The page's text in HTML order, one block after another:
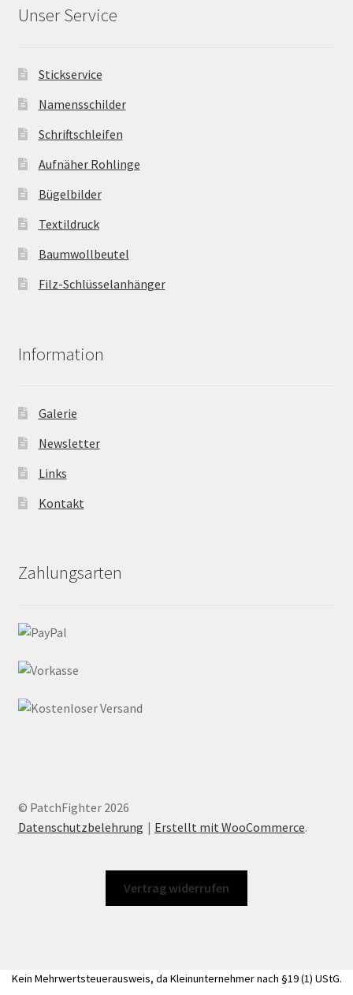
Unser Service
Stickservice
Namensschilder
Schriftschleifen
Aufnäher Rohlinge
Bügelbilder
Textildruck
Baumwollbeutel
Filz-Schlüsselanhänger
Information
Galerie
Newsletter
Links
Kontakt
Zahlungsarten
© PatchFighter 2026
Datenschutzbelehrung
Erstellt mit WooCommerce.
Vertrag widerrufen
Kein Mehrwertsteuerausweis, da Kleinunternehmer nach §19 (1) UStG.